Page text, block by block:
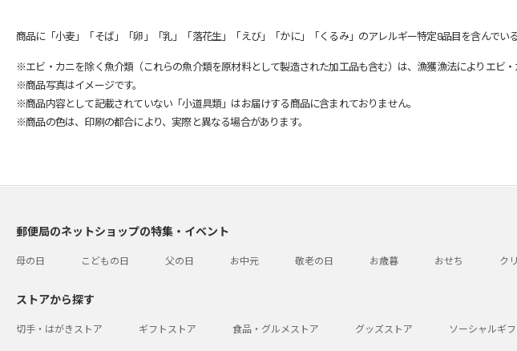
商品に「小麦」「そば」「卵」「乳」「落花生」「えび」「かに」「くるみ」のアレルギー特定8品目を含んでい
※エビ・カニを除く魚介類（これらの魚介類を原材料として製造された加工品も含む）は、漁獲漁法によりエビ
※商品写真はイメージです。
※商品内容として記載されていない「小道具類」はお届けする商品に含まれておりません。
※商品の色は、印刷の都合により、実際と異なる場合があります。
郵便局のネットショップの特集・イベント
母の日 こどもの日 父の日 お中元 敬老の日 お歳暮 おせち ク
ストアから探す
切手・はがきストア ギフトストア 食品・グルメストア グッズストア ソーシャルギ